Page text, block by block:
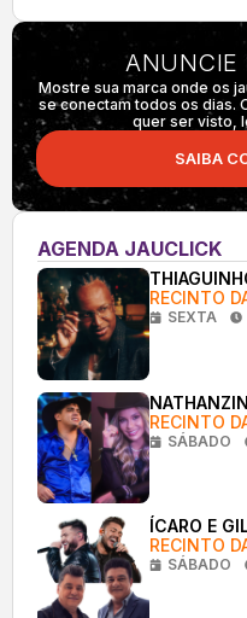
ANUNCIE
Mostre sua marca onde os
se conectam todos os dias.
quer ser visto,
SAIBA
AGENDA JAUCLICK
RECINTO
SEXTA
RECINTO
SÁBADO
ÍCARO E
RECINTO
SÁBADO